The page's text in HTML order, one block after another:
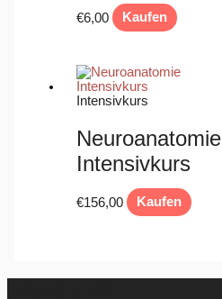
€6,00 Kaufen
Intensivkurs
Neuroanatomie
Intensivkurs
€156,00 Kaufen